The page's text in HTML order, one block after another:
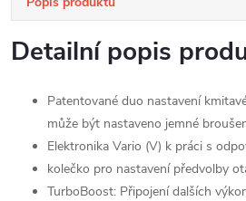
Detailní popis
Patentované duo nastavení
může být nastaveno jemné
Elektronika Vario (V) k práci s
kolečko pro nastavení předvolby
TurboBoost: Připojení dalších